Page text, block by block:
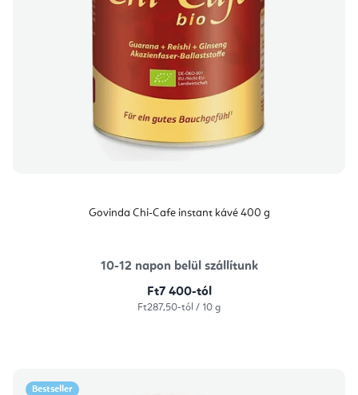
Govinda Chi-Cafe instant kávé 400 g
10-12 napon belül szállítunk
Ft7 400-tól
Egységár:
Ft287,50-tól / 10 g
Bestseller